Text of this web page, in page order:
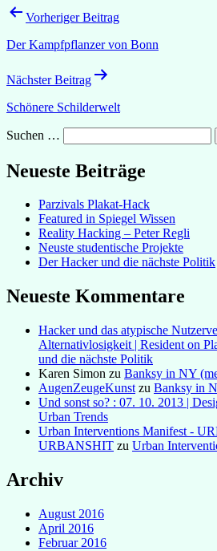
Beitragsnavigation
Vorheriger Beitrag
Der Kampfpflanzer von Bonn
Nächster Beitrag
Schönere Schilderwelt
Suchen …
Neueste Beiträge
Parzivals Plakat-Hack
Featured in Spiegel Wissen
Reality Hacking – Peter Regli
Neuste studentische Projekte
Der Hacker und die nächste Politik
Neueste Kommentare
Hacker und das atypische
Alternativlosigkeit | Resident on
und die nächste Politik
Karen Simon zu Banksy in NY
AugenZeugeKunst zu Banksy in
Und sonst so? : 07. 10. 2013 |
Urban Trends
Urban Interventions Manifest -
URBANSHIT zu Urban
Archiv
August 2016
April 2016
Februar 2016